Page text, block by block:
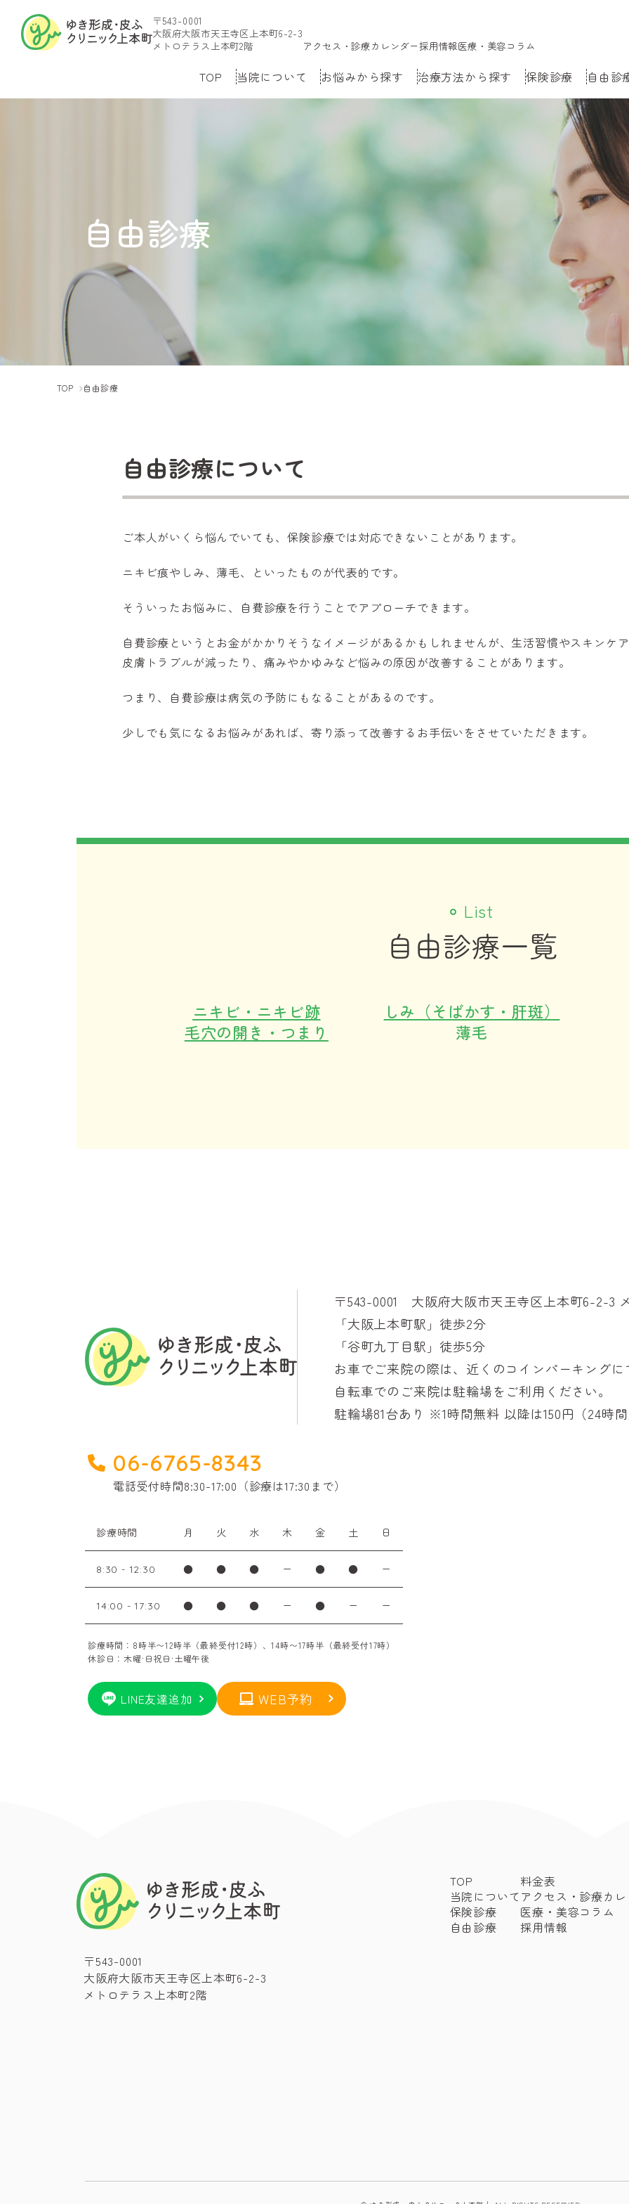
〒543-0001
大阪府大阪市天王寺区上本町6-2-3
メトロテラス上本町2階
アクセス・診療カレンダー採用情報医療・美容コラム
TOP 当院について お悩みから探す 治療方法から探す 保険診療 自由診
自由診療
TOP 自由診療
自由診療について
ご本人がいくら悩んでいても、保険診療では対応できないことがあります。
ニキビ痕やしみ、薄毛、といったものが代表的です。
そういったお悩みに、自費診療を行うことでアプローチできます。
自費診療というとお金がかかりそうなイメージがあるかもしれませんが、生活習慣やスキンケア
皮膚トラブルが減ったり、痛みやかゆみなど悩みの原因が改善することがあります。
つまり、自費診療は病気の予防にもなることがあるのです。
少しでも気になるお悩みがあれば、寄り添って改善するお手伝いをさせていただきます。
List
自由診療一覧
ニキビ・ニキビ跡 しみ（そばかす・肝斑）
毛穴の開き・つまり
薄毛
〒543-0001 大阪府大阪市天王寺区上本町6-2-3
「大阪上本町駅」徒歩2分
「谷町九丁目駅」徒歩5分
お車でご来院の際は、近くのコインパーキングに
自転車でのご来院は駐輪場をご利用ください。
駐輪場81台あり ※1時間無料 以降は150円（24時間
06-6765-8343
電話受付時間8:30-17:00（診療は17:30まで）
診療時間 月 火 水 木 金 土 日
8:30 - 12:30 ● ● ● ー ● ● ー
14:00 - 17:30 ● ● ● ー ● ー ー
診療時間：8時半〜12時半（最終受付12時）、14時〜17時半（最終受付17時）
休診日：木曜·日祝日·土曜午後
LINE友達追加 WEB予約
〒543-0001
大阪府大阪市天王寺区上本町6-2-3
メトロテラス上本町2階
TOP
当院について
保険診療
自由診療
料金表
アクセス・診療カレ
医療・美容コラム
採用情報